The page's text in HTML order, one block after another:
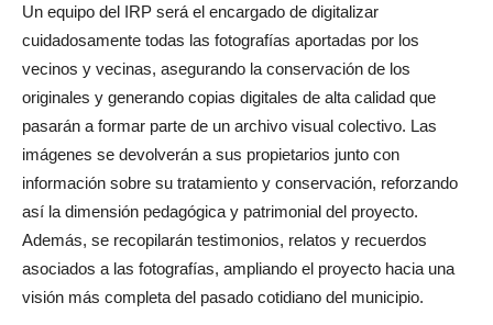
Un equipo del IRP será el encargado de digitalizar
cuidadosamente todas las fotografías aportadas por los
vecinos y vecinas, asegurando la conservación de los
originales y generando copias digitales de alta calidad que
pasarán a formar parte de un archivo visual colectivo. Las
imágenes se devolverán a sus propietarios junto con
información sobre su tratamiento y conservación, reforzando
así la dimensión pedagógica y patrimonial del proyecto.
Además, se recopilarán testimonios, relatos y recuerdos
asociados a las fotografías, ampliando el proyecto hacia una
visión más completa del pasado cotidiano del municipio.